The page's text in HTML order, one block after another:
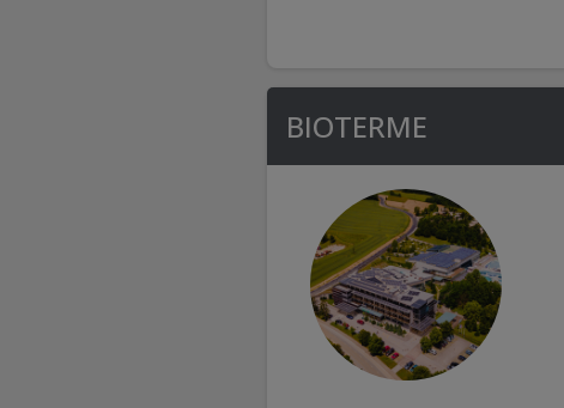
BIOTERME